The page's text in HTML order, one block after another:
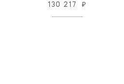
130 217 ₽